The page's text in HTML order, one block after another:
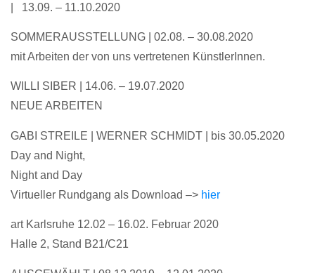
| 13.09. – 11.10.2020
SOMMERAUSSTELLUNG | 02.08. – 30.08.2020
mit Arbeiten der von uns vertretenen KünstlerInnen.
WILLI SIBER
| 14.06. – 19.07.2020
NEUE ARBEITEN
GABI STREILE | WERNER SCHMIDT
bis 30.05.2020
Day and Night,
Night and Day
Virtueller Rundgang als Download –> hier
art Karlsruhe 12.02 – 16.02. Februar 2020
Halle 2, Stand B21/C21